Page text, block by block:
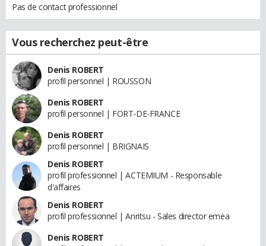
Pas de contact professionnel
Vous recherchez peut-être
Denis ROBERT
profil personnel | ROUSSON
Denis ROBERT
profil personnel | FORT-DE-FRANCE
Denis ROBERT
profil personnel | BRIGNAIS
Denis ROBERT
profil professionnel | ACTEMIUM - Responsable
d'affaires
Denis ROBERT
profil professionnel | Anritsu - Sales director emea
Denis ROBERT